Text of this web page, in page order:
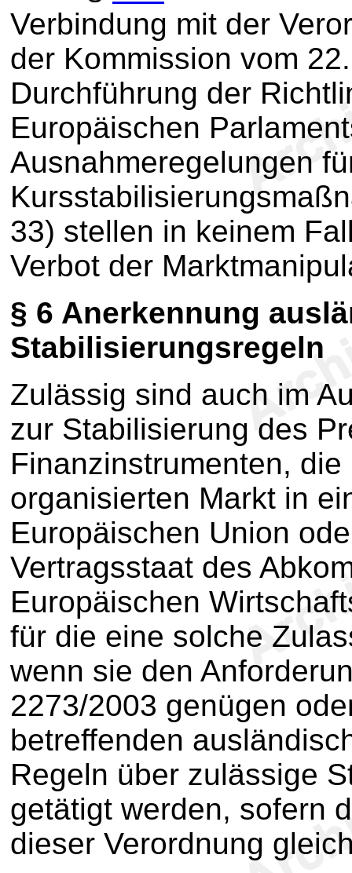
Verbindung mit der
der Kommission vom
Durchführung der
Europäischen
Ausnahmeregelungen
33) stellen in keinem
Verbot der
§ 6 Anerkennung
Stabilisierungsregeln
Zulässig sind auch im
zur Stabilisierung des
Finanzinstrumenten,
organisierten Markt in
Europäischen Union
Vertragsstaat des
Europäischen
für die eine solche
wenn sie den
2273/2003 genügen
betreffenden
Regeln über zulässige
getätigt werden, sofern
dieser Verordnung